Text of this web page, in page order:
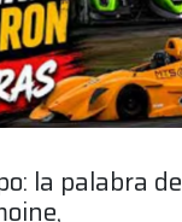
la palabra de